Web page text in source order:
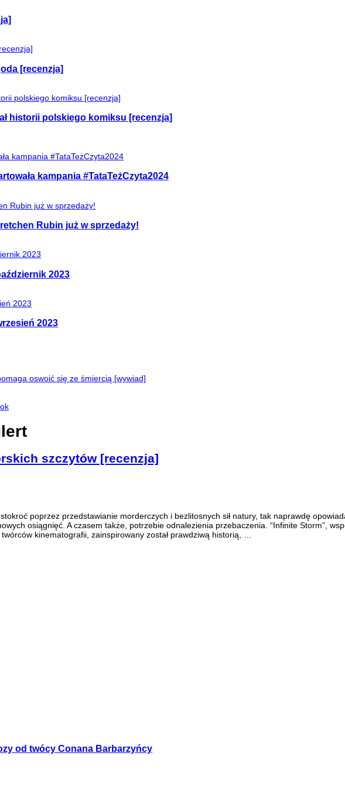
[recenzja]
historii polskiego komiksu [recenzja]
kampania #TataTeżCzyta2024
Rubin już w sprzedaży!
2023
2023
oswoić się ze śmiercią [wywiad]
szczytów [recenzja]
poprzez przedstawianie morderczych i bezlitosnych sił natury, tak naprawdę
osiągnięć. A czasem także, potrzebie odnalezienia przebaczenia. “Infinite Storm”,
kinematografii, zainspirowany został prawdziwą historią, …
od twócy Conana Barbarzyńcy